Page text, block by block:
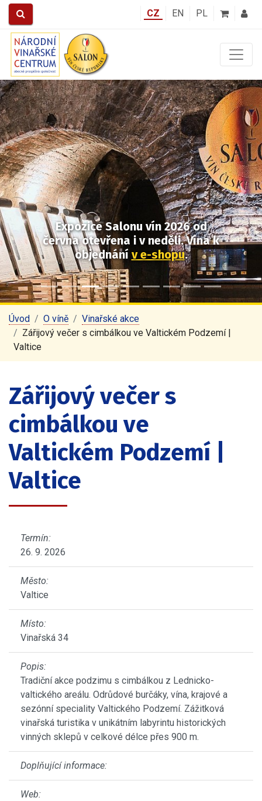
CZ EN PL
Expozice Salonu vín 2026od
června otevřena i v neděli.Vína k
objednání v e-shopu.
Předchozí Další
Úvod O víně
Vinařské akce
Zářijový večer s cimbálkou ve Valtickém Podzemí |
Valtice
Zářijový večer s
cimbálkou ve
Valtickém Podzemí |
Valtice
Termín:
26. 9. 2026
Město:
Valtice
Místo:
Vinařská 34
Popis:
Tradiční akce podzimu s cimbálkou z Lednicko-
valtického areálu. Odrůdové burčáky, vína, krajové a
sezónní speciality Valtického Podzemí. Zážitková
vinařská turistika v unikátním labyrintu historických
vinných sklepů v celkové délce přes 900 m.
Doplňující informace:
Web: